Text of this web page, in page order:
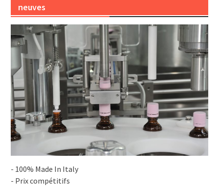
neuves
- 100% Made In Italy
- Prix compétitifs